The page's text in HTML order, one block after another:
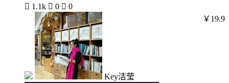
 1.1k  0  0
Key洁莹
￥19.9